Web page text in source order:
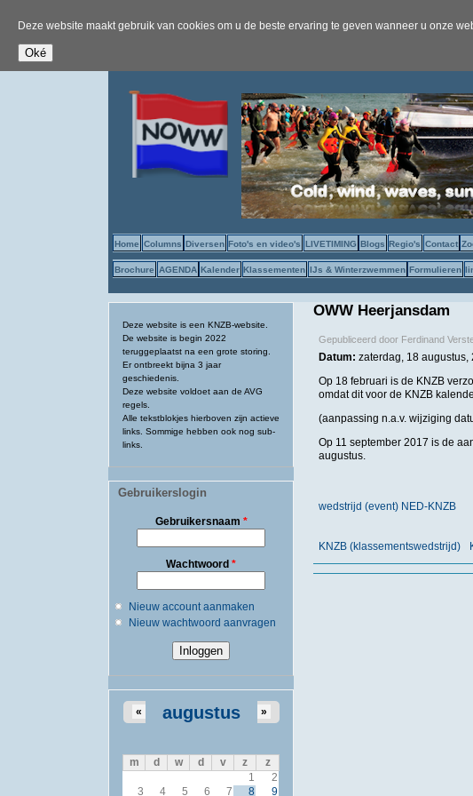
Deze website maakt gebruik van cookies om u de beste ervaring te geven wanneer u onze
Home Columns Diversen Foto's en video's LIVETIMING Blogs Regio's Contact
Brochure AGENDA Kalender Klassementen IJs & Winterzwemmen Formulieren
Deze website is een KNZB-website.
De website is begin 2022
teruggeplaatst na een grote storing.
Er ontbreekt bijna 3 jaar
geschiedenis.
Deze website voldoet aan de AVG
regels.
Alle tekstblokjes hierboven zijn actieve
links. Sommige hebben ook nog sub-
links.
Gebruikerslogin
Gebruikersnaam *
Wachtwoord *
Nieuw account aanmaken
Nieuw wachtwoord aanvragen
augustus
« »
m d w d v z
z
1
2
3
4 5 6 7 8
9
OWW Heerjansdam
Gepubliceerd door Ferdinand
Datum: zaterdag, 18 augustus,
Op 18 februari is de KNZB
omdat dit voor de KNZB
(aanpassing n.a.v. wijziging
Op 11 september 2017 is de
augustus.
wedstrijd (event) NED-KNZB
KNZB (klassementswedstrijd)